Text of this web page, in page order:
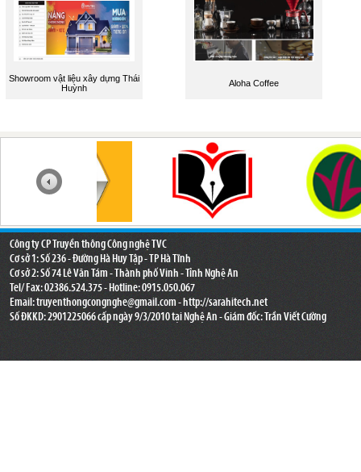
Showroom vật liệu xây dựng Thái
Huỳnh
Aloha Coffee
Công ty CP Truyền thông Công nghệ TVC
Cơ sở 1: Số 236 - Đường Hà Huy Tập - TP Hà Tĩnh
Cơ sở 2: Số 74 Lê Văn Tám - Thành phố Vinh - Tỉnh Nghệ An
Tel/ Fax: 02386.524.375 - Hotline: 0915.050.067
Email:truyenthongcongnghe@gmail.com- http://sarahitech.net
Số ĐKKD: 2901225066 cấp ngày 9/3/2010 tại Nghệ An - Giám đốc: Trần Viết Cường